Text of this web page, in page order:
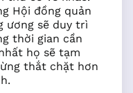
Hội đồng quản
ương sẽ duy trì
thời gian cần
họ sẽ tạm
thắt chặt hơn